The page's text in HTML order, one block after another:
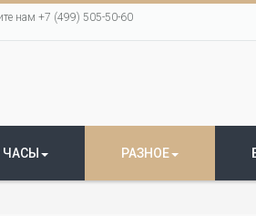
нам +7 (499) 505-50-60
РАЗНОЕ